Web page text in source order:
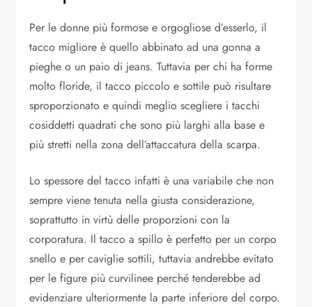
Per le donne più formose e orgogliose d’esserlo, il
tacco migliore è quello abbinato ad una gonna a
pieghe o un paio di jeans. Tuttavia per chi ha forme
molto floride, il tacco piccolo e sottile può risultare
sproporzionato e quindi meglio scegliere i tacchi
cosiddetti quadrati che sono più larghi alla base e
più stretti nella zona dell’attaccatura della scarpa.
Lo spessore del tacco infatti è una variabile che non
sempre viene tenuta nella giusta considerazione,
soprattutto in virtù delle proporzioni con la
corporatura. Il tacco a spillo è perfetto per un corpo
snello e per caviglie sottili, tuttavia andrebbe evitato
per le figure più curvilinee perché tenderebbe ad
evidenziare ulteriormente la parte inferiore del corpo.